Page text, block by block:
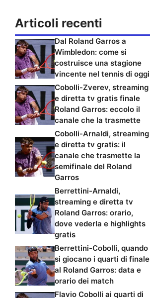
Articoli recenti
Dal Roland Garros a
Wimbledon: come si
costruisce una stagione
vincente nel tennis di oggi
Cobolli-Zverev, streaming
e diretta tv gratis finale
Roland Garros: eccolo il
canale che la trasmette
Cobolli-Arnaldi, streaming
e diretta tv gratis: il
canale che trasmette la
semifinale del Roland
Garros
Berrettini-Arnaldi,
streaming e diretta tv
Roland Garros: orario,
dove vederla e highlights
gratis
Berrettini-Cobolli, quando
si giocano i quarti di finale
al Roland Garros: data e
orario dei match
Flavio Cobolli ai quarti di